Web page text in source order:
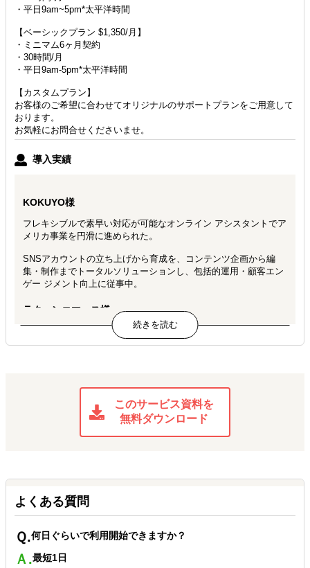
・平日9am~5pm*太平洋時間
【ベーシックプラン $1,350/月】
・ミニマム6ヶ月契約
・30時間/月
・平日9am-5pm*太平洋時間
【カスタムプラン】
お客様のご希望に合わせてオリジナルのサポートプランをご用意して
おります。
お気軽にお問合せくださいませ。
導入実績
KOKUYO様
フレキシブルで素早い対応が可能なオンライン アシスタントでア
メリカ事業を円滑に進められた。
SNSアカウントの立ち上げから育成を、コンテンツ企画から編
集・制作までトータルソリューションし、包括的運用・顧客エン
ゲー ジメント向上に従事中。
ラクーンコマース様
アメリカで骨組みを作る企画段階から相談でき、ディレクショ
ン されたブログ記事などコンテンツ数が圧倒的に増加。 共に試
課題を整理し、米国事業の現状を明確にしてから進むべき方 向性
を提案。限られた予算の中で細かいトライアル&エラーを 重ね、
販売件数・サブスク件数も最高値を更新中。
GREEN HOUSE様
アメリカでの輸入者対応・倉庫機能からAmazon 販売支援ま
で、 クライアントは日本法人からの遠隔で全てワンストップで完
結。
このサービス資料を
無料ダウンロード
よくある質問
Ｑ.何日ぐらいで利用開始できますか？
Ａ.最短1日